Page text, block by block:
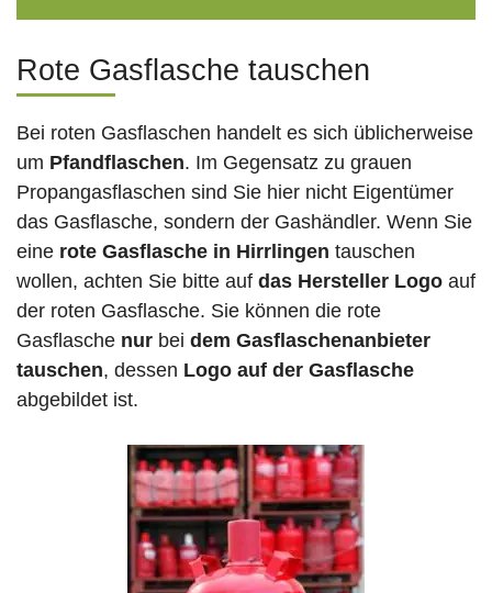
Rote Gasflasche tauschen
Bei roten Gasflaschen handelt es sich üblicherweise
um Pfandflaschen. Im Gegensatz zu grauen
Propangasflaschen sind Sie hier nicht Eigentümer
das Gasflasche, sondern der Gashändler. Wenn Sie
eine rote Gasflasche in Hirrlingen tauschen
wollen, achten Sie bitte auf das Hersteller Logo auf
der roten Gasflasche. Sie können die rote
Gasflasche nur bei dem Gasflaschenanbieter
tauschen, dessen Logo auf der Gasflasche
abgebildet ist.